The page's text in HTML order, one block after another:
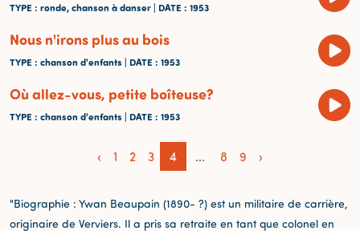
TYPE : ronde, chanson à danser | DATE : 1953
Nous n'irons plus au bois
TYPE : chanson d'enfants | DATE : 1953
Où allez-vous, petite boîteuse?
TYPE : chanson d'enfants | DATE : 1953
‹ 1 2 3 4 ... 8 9 ›
"Biographie : Ywan Beaupain (1890- ?) est un militaire de carrière,
originaire de Verviers. Il a pris sa retraite en tant que colonel en